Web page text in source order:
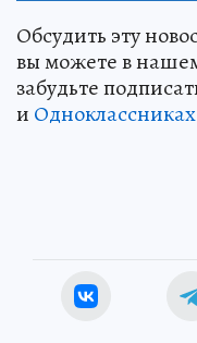
Обсудить эту
вы можете в
забудьте
и Одноклассниках